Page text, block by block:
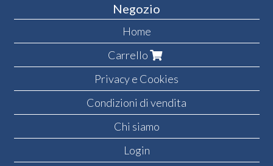
Negozio
Home
Carrello
Privacy e Cookies
Condizioni di vendita
Chi siamo
Login